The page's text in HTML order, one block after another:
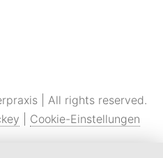
| All rights reserved.
Cookie-Einstellungen